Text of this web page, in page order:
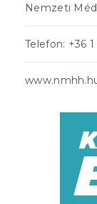
Nemzeti
Telefon: +36